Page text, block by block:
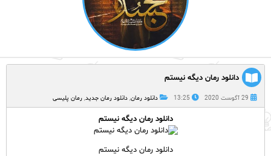
دانلود رمان دیگه نیستم
29 آگوست 2020 13:25 دانلود رمان, دانلود رمان جدید, رمان پلیسی
دانلود رمان دیگه نیستم
دانلود رمان دیگه نیستم